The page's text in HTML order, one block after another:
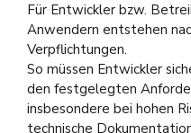
Für Entwickler bzw.
Anwendern entstehen
Verpflichtungen.
So müssen Entwickler
den festgelegten
insbesondere bei hohen
technische